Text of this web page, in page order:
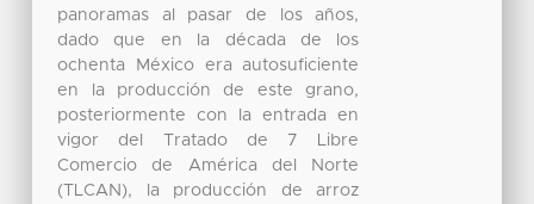
panoramas al pasar de los años,
dado que en la década de los
ochenta México era autosuficiente
en la producción de este grano,
posteriormente con la entrada en
vigor del Tratado de 7 Libre
Comercio de América del Norte
(TLCAN), la producción de arroz